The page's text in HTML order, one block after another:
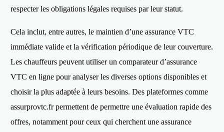
respecter les obligations légales requises par leur statut.
Cela inclut, entre autres, le maintien d’une assurance VTC
immédiate valide et la vérification périodique de leur couverture.
Les chauffeurs peuvent utiliser un comparateur d’assurance
VTC en ligne pour analyser les diverses options disponibles et
choisir la plus adaptée à leurs besoins. Des plateformes comme
assurprovtc.fr permettent de permettre une évaluation rapide des
offres, notamment pour ceux qui cherchent une assurance